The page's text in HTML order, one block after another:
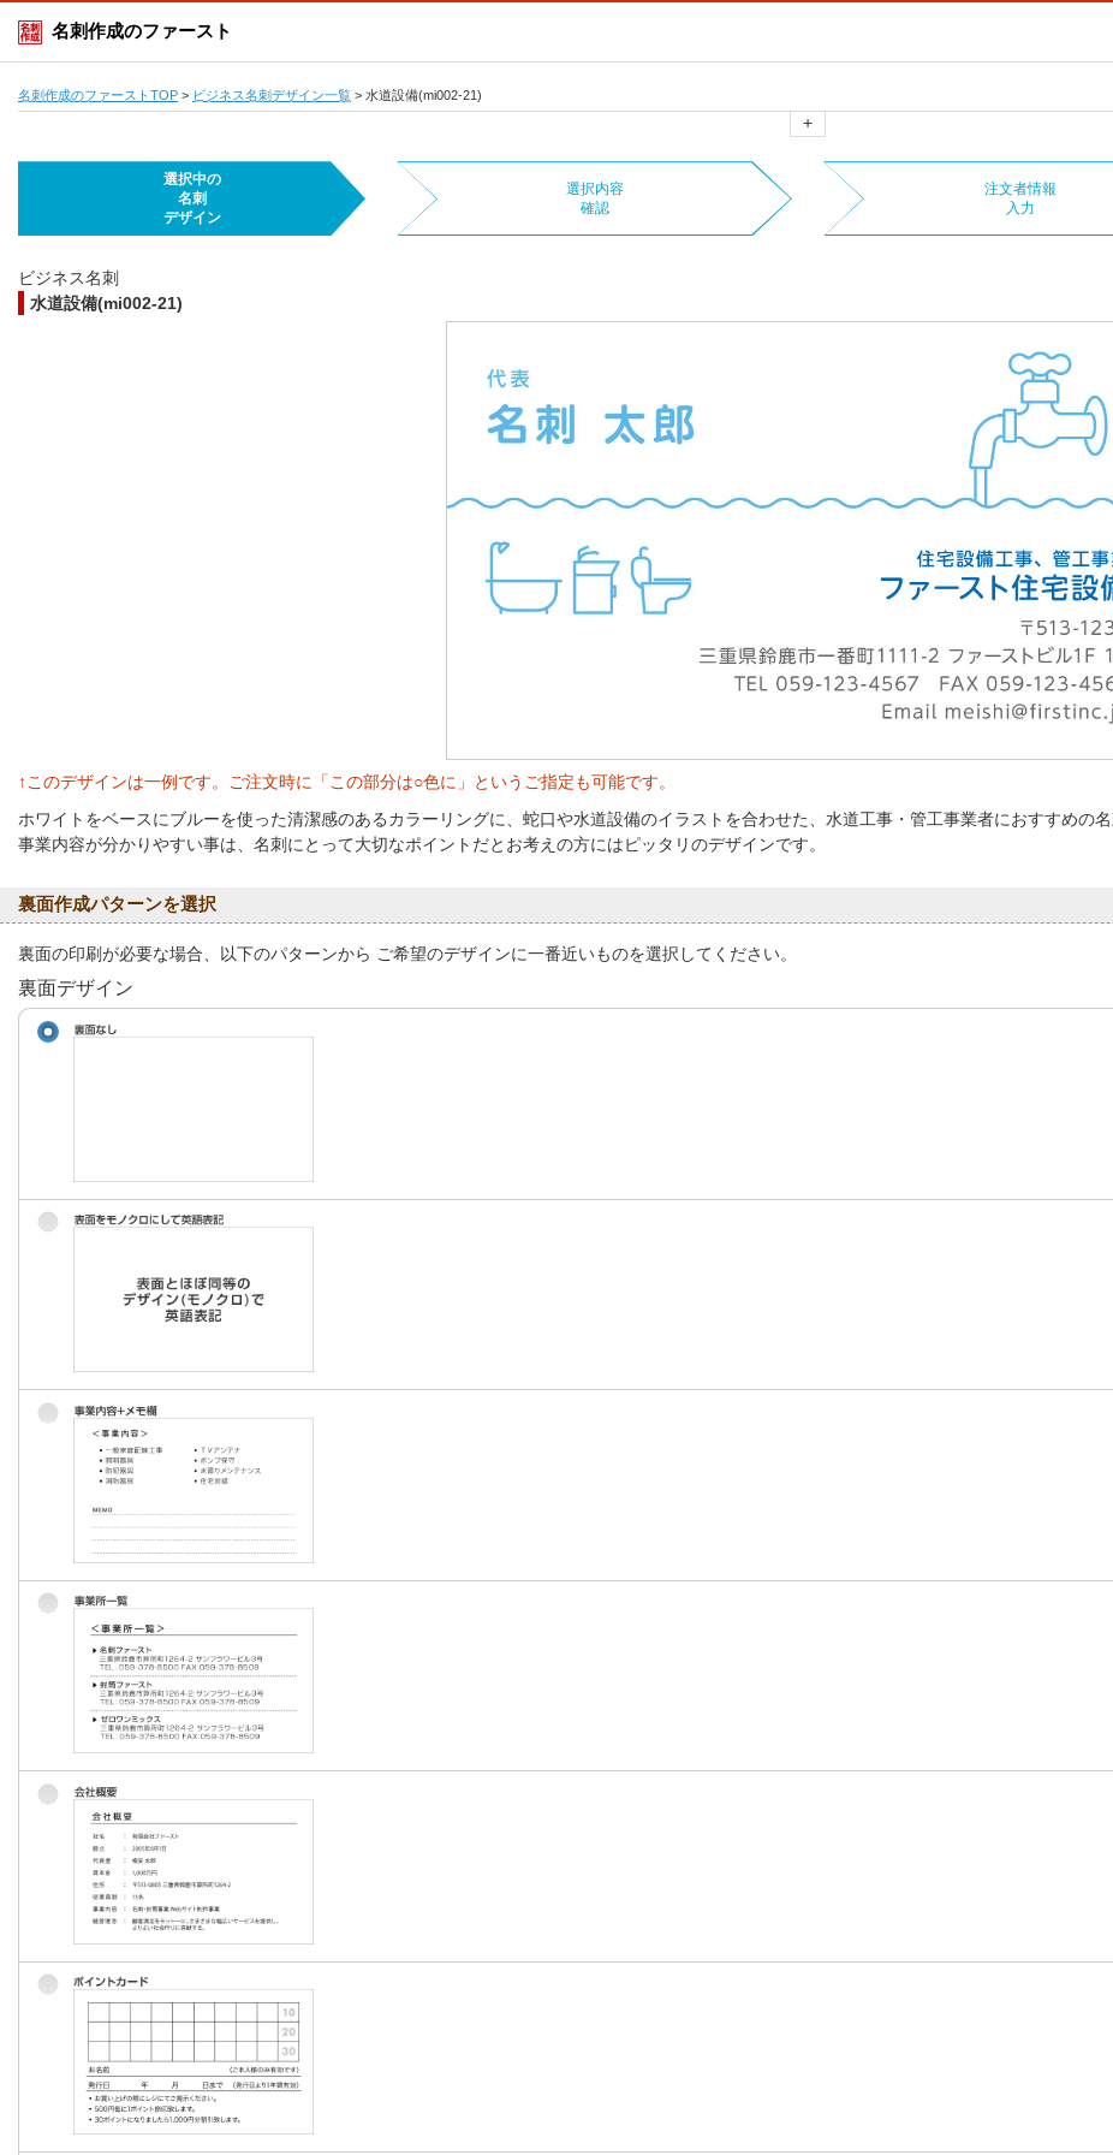
名刺作成のファースト
名刺作成のファーストTOP > ビジネス名刺デザイン一覧 > 水道設備(mi002-21)
+
選択中の
名刺
デザイン
選択内容
確認
注文者情報
入力
ビジネス名刺
水道設備(mi002-21)
↑このデザインは一例です。ご注文時に「この部分は○色に」というご指定も可能です。
ホワイトをベースにブルーを使った清潔感のあるカラーリングに、蛇口や水道設備のイラストを合わせた、水道工事・管工事業者におすすめの名
事業内容が分かりやすい事は、名刺にとって大切なポイントだとお考えの方にはピッタリのデザインです。
裏面作成パターンを選択
裏面の印刷が必要な場合、以下のパターンから ご希望のデザインに一番近いものを選択してください。
裏面デザイン